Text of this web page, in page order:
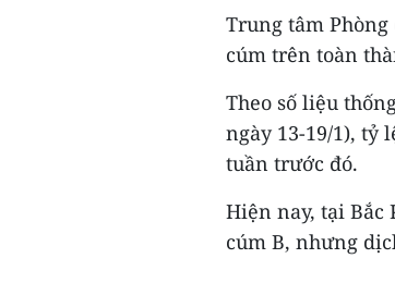
Trung tâm
cúm trên toàn
Theo số liệu
ngày 13-19/1), tỷ
tuần trước đó.
Hiện nay, tại Bắc
cúm B, nhưng